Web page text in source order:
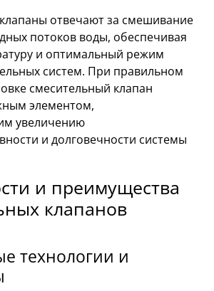
отвечают за смешивание
потоков воды, обеспечивая
и оптимальный режим
систем. При правильном
смесительный клапан
элементом,
увеличению
и долговечности системы
и преимущества
клапанов
технологии и